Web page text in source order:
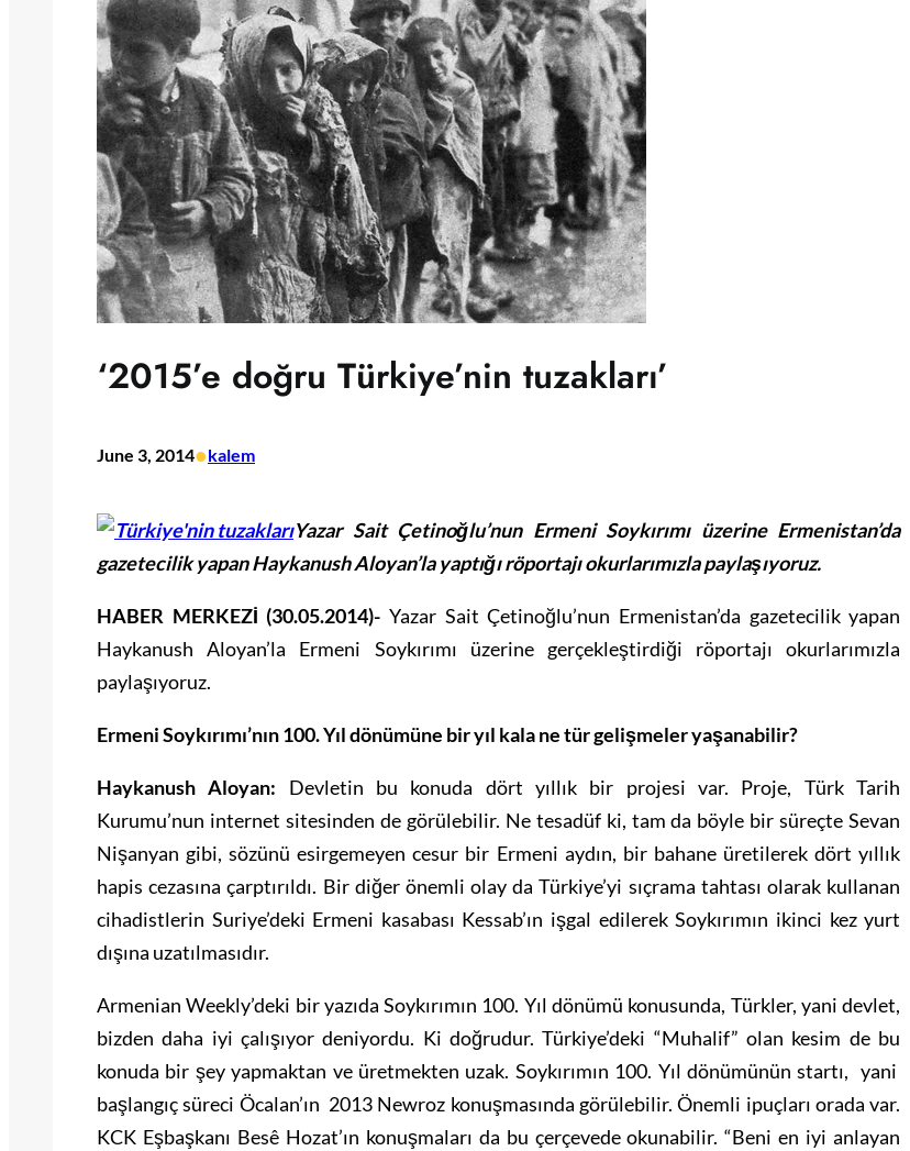
‘2015’e doğru Türkiye’nin tuzakları’
June 3, 2014•kalem
Yazar Sait Çetinoğlu’nun Ermeni Soykırımı üzerine Ermenistan’da
gazetecilik yapan Haykanush Aloyan’la yaptığı röportajı okurlarımızla paylaşıyoruz.
HABER MERKEZİ (30.05.2014)- Yazar Sait Çetinoğlu’nun Ermenistan’da gazetecilik yapan
Haykanush Aloyan’la Ermeni Soykırımı üzerine gerçekleştirdiği röportajı okurlarımızla
paylaşıyoruz.
Ermeni Soykırımı’nın 100. Yıl dönümüne bir yıl kala ne tür gelişmeler yaşanabilir?
Haykanush Aloyan: Devletin bu konuda dört yıllık bir projesi var. Proje, Türk Tarih
Kurumu’nun internet sitesinden de görülebilir. Ne tesadüf ki, tam da böyle bir süreçte Sevan
Nişanyan gibi, sözünü esirgemeyen cesur bir Ermeni aydın, bir bahane üretilerek dört yıllık
hapis cezasına çarptırıldı. Bir diğer önemli olay da Türkiye’yi sıçrama tahtası olarak kullanan
cihadistlerin Suriye’deki Ermeni kasabası Kessab’ın işgal edilerek Soykırımın ikinci kez yurt
dışına uzatılmasıdır.
Armenian Weekly’deki bir yazıda Soykırımın 100. Yıl dönümü konusunda, Türkler, yani devlet,
bizden daha iyi çalışıyor deniyordu. Ki doğrudur. Türkiye’deki “Muhalif” olan kesim de bu
konuda bir şey yapmaktan ve üretmekten uzak. Soykırımın 100. Yıl dönümünün startı, yani
başlangıç süreci Öcalan’ın 2013 Newroz konuşmasında görülebilir. Önemli ipuçları orada var.
KCK Eşbaşkanı Besê Hozat’ın konuşmaları da bu çerçevede okunabilir. “Beni en iyi anlayan